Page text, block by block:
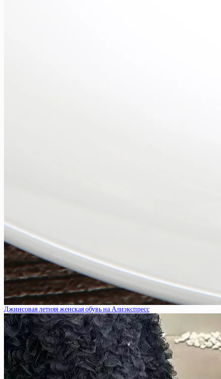
Джинсовая летняя женская обувь на Алиэкспресс